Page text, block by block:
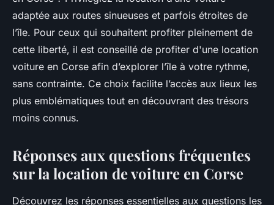
adaptée aux routes sinueuses et parfois étroites de
l’île. Pour ceux qui souhaitent profiter pleinement de
cette liberté, il est conseillé de profiter d'une location
voiture en Corse afin d’explorer l’île à votre rythme,
sans contrainte. Ce choix facilite l’accès aux lieux les
plus emblématiques tout en découvrant des trésors
moins connus.
Réponses aux questions fréquentes
sur la location de voiture en Corse
Découvrez les réponses essentielles aux questions les